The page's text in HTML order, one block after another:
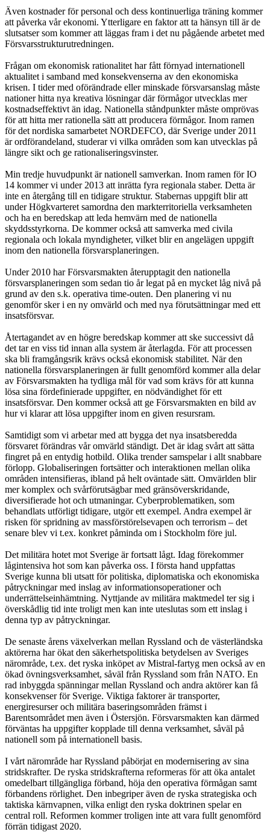
Även kostnader för personal och dess kontinuerliga träning kommer
att påverka vår ekonomi. Ytterligare en faktor att ta hänsyn till är de
slutsatser som kommer att läggas fram i det nu pågående arbetet med
Försvarsstrukturutredningen.
Frågan om ekonomisk rationalitet har fått förnyad internationell
aktualitet i samband med konsekvenserna av den ekonomiska
krisen. I tider med oförändrade eller minskade försvarsanslag måste
nationer hitta nya kreativa lösningar där förmågor utvecklas mer
kostnadseffektivt än idag. Nationella ståndpunkter måste omprövas
för att hitta mer rationella sätt att producera förmågor. Inom ramen
för det nordiska samarbetet NORDEFCO, där Sverige under 2011
är ordförandeland, studerar vi vilka områden som kan utvecklas på
längre sikt och ge rationaliseringsvinster.
Min tredje huvudpunkt är nationell samverkan. Inom ramen för IO
14 kommer vi under 2013 att inrätta fyra regionala staber. Detta är
inte en återgång till en tidigare struktur. Stabernas uppgift blir att
under Högkvarteret samordna den markterritoriella verksamheten
och ha en beredskap att leda hemvärn med de nationella
skyddsstyrkorna. De kommer också att samverka med civila
regionala och lokala myndigheter, vilket blir en angelägen uppgift
inom den nationella försvarsplaneringen.
Under 2010 har Försvarsmakten återupptagit den nationella
försvarsplaneringen som sedan tio år legat på en mycket låg nivå på
grund av den s.k. operativa time-outen. Den planering vi nu
genomför sker i en ny omvärld och med nya förutsättningar med ett
insatsförsvar.
Återtagandet av en högre beredskap kommer att ske successivt då
det tar en viss tid innan alla system är återlagda. För att processen
ska bli framgångsrik krävs också ekonomisk stabilitet. När den
nationella försvarsplaneringen är fullt genomförd kommer alla delar
av Försvarsmakten ha tydliga mål för vad som krävs för att kunna
lösa sina fördefinierade uppgifter, en nödvändighet för ett
insatsförsvar. Den kommer också att ge Försvarsmakten en bild av
hur vi klarar att lösa uppgifter inom en given resursram.
Samtidigt som vi arbetar med att bygga det nya insatsberedda
försvaret förändras vår omvärld ständigt. Det är idag svårt att sätta
fingret på en entydig hotbild. Olika trender samspelar i allt snabbare
förlopp. Globaliseringen fortsätter och interaktionen mellan olika
områden intensifieras, ibland på helt oväntade sätt. Omvärlden blir
mer komplex och svårförutsägbar med gränsöverskridande,
diversifierade hot och utmaningar. Cyberproblematiken, som
behandlats utförligt tidigare, utgör ett exempel. Andra exempel är
risken för spridning av massförstörelsevapen och terrorism – det
senare blev vi t.ex. konkret påminda om i Stockholm före jul.
Det militära hotet mot Sverige är fortsatt lågt. Idag förekommer
lågintensiva hot som kan påverka oss. I första hand uppfattas
Sverige kunna bli utsatt för politiska, diplomatiska och ekonomiska
påtryckningar med inslag av informationsoperationer och
underrättelseinhämtning. Nyttjande av militära maktmedel ter sig i
överskådlig tid inte troligt men kan inte uteslutas som ett inslag i
denna typ av påtryckningar.
De senaste årens växelverkan mellan Ryssland och de västerländska
aktörerna har ökat den säkerhetspolitiska betydelsen av Sveriges
närområde, t.ex. det ryska inköpet av Mistral-fartyg men också av en
ökad övningsverksamhet, såväl från Ryssland som från NATO. En
rad inbyggda spänningar mellan Ryssland och andra aktörer kan få
konsekvenser för Sverige. Viktiga faktorer är transporter,
energiresurser och militära baseringsområden främst i
Barentsområdet men även i Östersjön. Försvarsmakten kan därmed
förväntas ha uppgifter kopplade till denna verksamhet, såväl på
nationell som på internationell basis.
I vårt närområde har Ryssland påbörjat en modernisering av sina
stridskrafter. De ryska stridskrafterna reformeras för att öka antalet
omedelbart tillgängliga förband, höja den operativa förmågan samt
förbandens rörlighet. Den inbegriper även de ryska strategiska och
taktiska kärnvapnen, vilka enligt den ryska doktrinen spelar en
central roll. Reformen kommer troligen inte att vara fullt genomförd
förrän tidigast 2020.